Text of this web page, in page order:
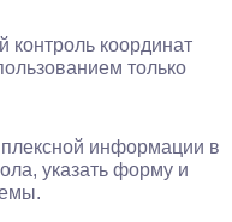
координат
только
информации в
указать форму и